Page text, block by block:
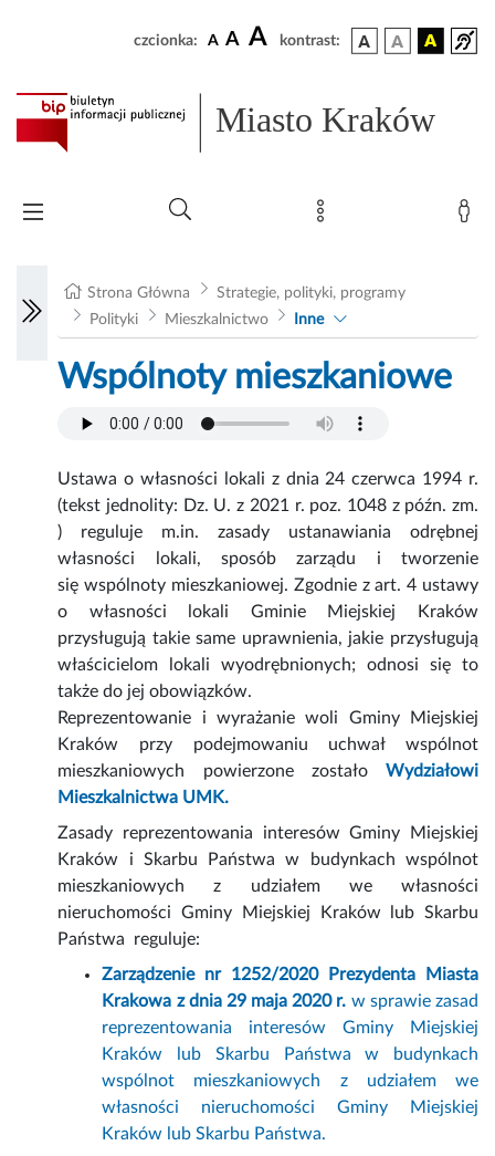
czcionka: A A A kontrast:
Miasto Kraków
Strona Główna
Strategie, polityki, programy
Polityki
Mieszkalnictwo Inne
Wspólnoty mieszkaniowe
Ustawa o własności lokali z dnia 24 czerwca 1994 r.
(tekst jednolity: Dz. U. z 2021 r. poz. 1048 z późn. zm.
) reguluje m.in. zasady ustanawiania odrębnej
własności lokali, sposób zarządu i tworzenie
się wspólnoty mieszkaniowej. Zgodnie z art. 4 ustawy
o własności lokali Gminie Miejskiej Kraków
przysługują takie same uprawnienia, jakie przysługują
właścicielom lokali wyodrębnionych; odnosi się to
także do jej obowiązków.
Reprezentowanie i wyrażanie woli Gminy Miejskiej
Kraków przy podejmowaniu uchwał wspólnot
mieszkaniowych powierzone zostało Wydziałowi
Mieszkalnictwa UMK.
Zasady reprezentowania interesów Gminy Miejskiej
Kraków i Skarbu Państwa w budynkach wspólnot
mieszkaniowych z udziałem we własności
nieruchomości Gminy Miejskiej Kraków lub Skarbu
Państwa reguluje:
Zarządzenie nr 1252/2020 Prezydenta Miasta
Krakowa z dnia 29 maja 2020 r. w sprawie zasad
reprezentowania interesów Gminy Miejskiej
Kraków lub Skarbu Państwa w budynkach
wspólnot mieszkaniowych z udziałem we
własności nieruchomości Gminy Miejskiej
Kraków lub Skarbu Państwa.